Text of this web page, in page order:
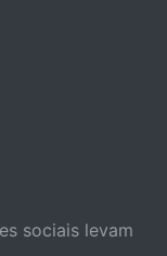
sociais levam